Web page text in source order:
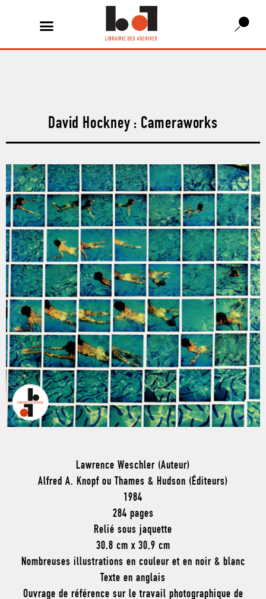
David Hockney : Cameraworks
Lawrence Weschler (Auteur)
Alfred A. Knopf ou Thames & Hudson (Éditeurs)
1984
284 pages
Relié sous jaquette
30,8 cm x 30,9 cm
Nombreuses illustrations en couleur et en noir & blanc
Texte en anglais
Ouvrage de référence sur le travail photographique de